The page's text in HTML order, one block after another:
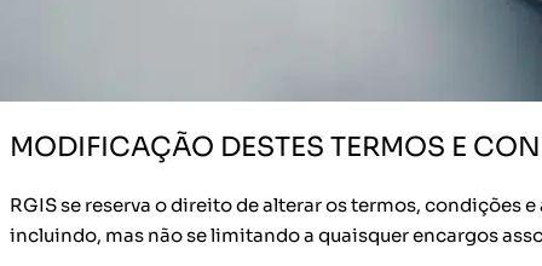
MODIFICAÇÃO DESTES TERMOS E
RGIS se reserva o direito de alterar os termos, condições
incluindo, mas não se limitando a quaisquer encargos